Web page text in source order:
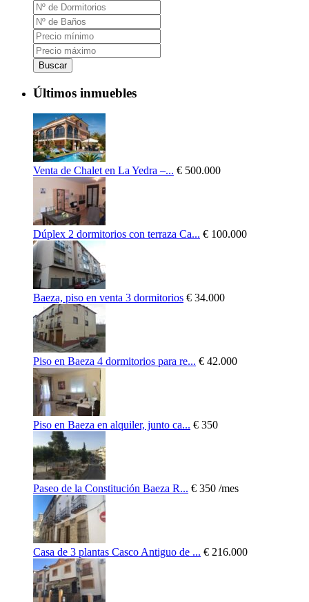
Buscar
Últimos inmuebles
Venta de Chalet en La Yedra –... € 500.000
Dúplex 2 dormitorios con terraza Ca... € 100.000
Baeza, piso en venta 3 dormitorios € 34.000
Piso en Baeza 4 dormitorios para re... € 42.000
Piso en Baeza en alquiler, junto ca... € 350
Paseo de la Constitución Baeza R... € 350 /mes
Casa de 3 plantas Casco Antiguo de ... € 216.000